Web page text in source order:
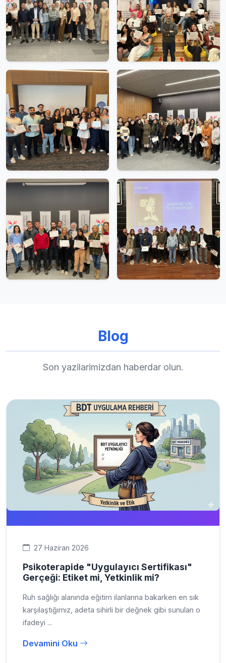
Blog
Son yazilarimizdan haberdar olun.
27 Haziran 2026
Psikoterapide "Uygulayıcı Sertifikası"
Gerçeği: Etiket mi, Yetkinlik mi?
Ruh sağlığı alanında eğitim ilanlarına bakarken en sık
karşılaştığımız, adeta sihirli bir değnek gibi sunulan o
ifadeyi ...
Devamini Oku